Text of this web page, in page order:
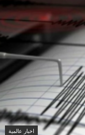
اخبار عالمية